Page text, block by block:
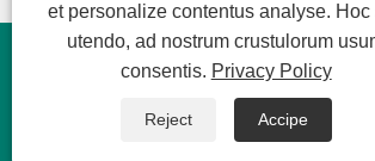
et personalize contentus analyse. Hoc
utendo, ad nostrum crustulorum
consentis. Privacy Policy
Reject Accipe
Copyright © 2022 Jansum Electronics
Magnetics Modules, New Energy Magnetics,
Magnetics - All Rights Reserved